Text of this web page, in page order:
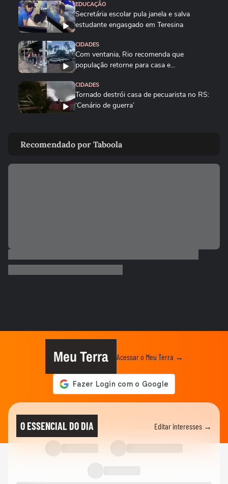
EDUCAÇÃO
Secretária escolar pula janela e salva
estudante engasgado em Teresina
CIDADES
Com ventania, Rio recomenda que
população retorne para casa e...
CIDADES
Tornado destrói casa de pecuarista no RS:
‘Cenário de guerra’
homens em parque de São...
BRASIL
vendavais em meio à...
Lula diz que liberdade de expressão 'tem
limite' ao sancionar lei...
"É um milagre": Com 2% de chance de
engravidar, mulher se emociona...
Vídeo mostra o momento da prisão de pai
e madrasta suspeitos de...
Recomendado por Taboola
Meu Terra Acessar o Meu Terra →
O ESSENCIAL DO DIA Editar interesses →